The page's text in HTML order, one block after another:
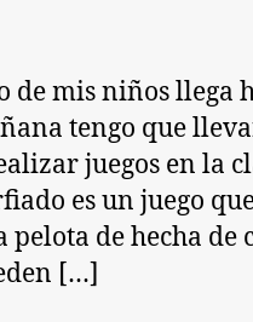
de mis niños llega
tengo que
juegos en la
es un juego
pelota de hecha de
[…]